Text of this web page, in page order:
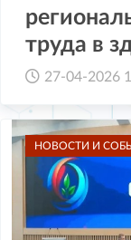
труда в
27-04-2026
НОВОСТИ И